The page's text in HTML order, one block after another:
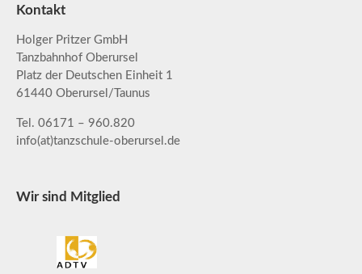
Kontakt
Holger Pritzer GmbH
Tanzbahnhof Oberursel
Platz der Deutschen Einheit 1
61440 Oberursel/Taunus
Tel. 06171 – 960.820
info(at)tanzschule-oberursel.de
Wir sind Mitglied